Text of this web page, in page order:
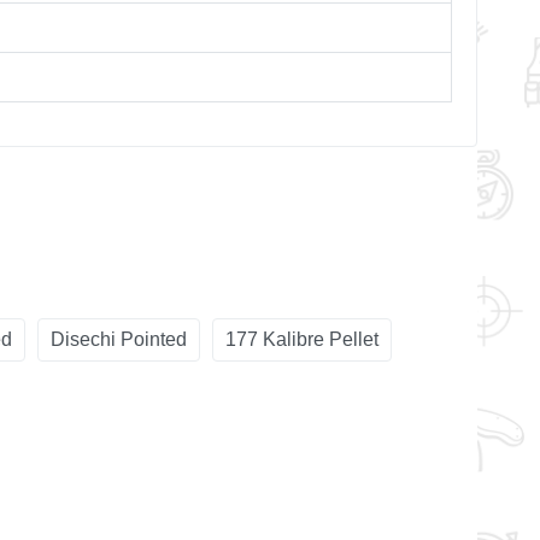
Disechi Pointed 177 Kalibre Pellet